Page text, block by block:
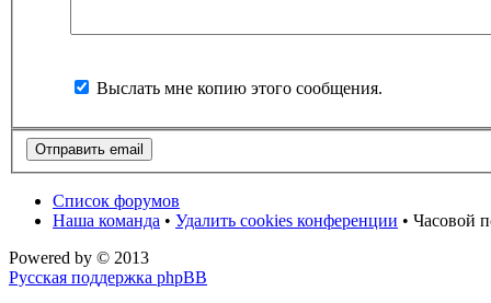
Выслать мне копию этого сообщения.
Список форумов
Наша команда • Удалить cookies конференции • Часовой
Powered by © 2013
Русская поддержка phpBB